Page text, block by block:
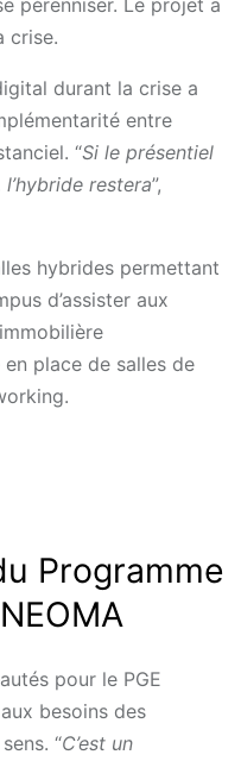
crise.
durant la crise a
entre
“Si le présentiel
restera”,
hybrides permettant
d’assister aux
en place de salles de
Programme
pour le PGE
besoins des
“C’est un